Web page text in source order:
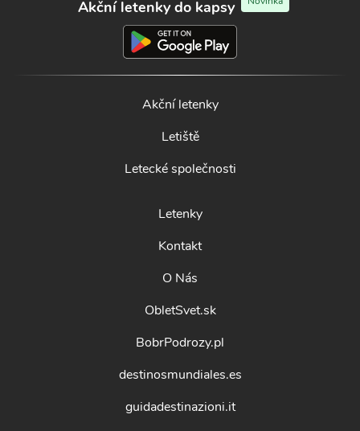
Akční letenky do kapsy
Akční letenky
Letiště
Letecké společnosti
Letenky
Kontakt
O Nás
ObletSvet.sk
BobrPodrozy.pl
destinosmundiales.es
guidadestinazioni.it